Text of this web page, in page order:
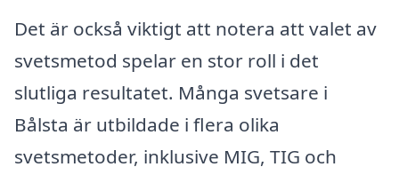
Det är också viktigt att notera att valet av
svetsmetod spelar en stor roll i det
slutliga resultatet. Många svetsare i
Bålsta är utbildade i flera olika
svetsmetoder, inklusive MIG, TIG och